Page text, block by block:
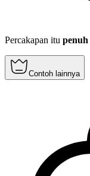
Percakapan itu penuh
Contoh lainnya